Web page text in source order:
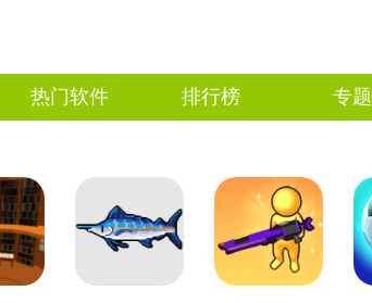
热门软件 排行榜 专题